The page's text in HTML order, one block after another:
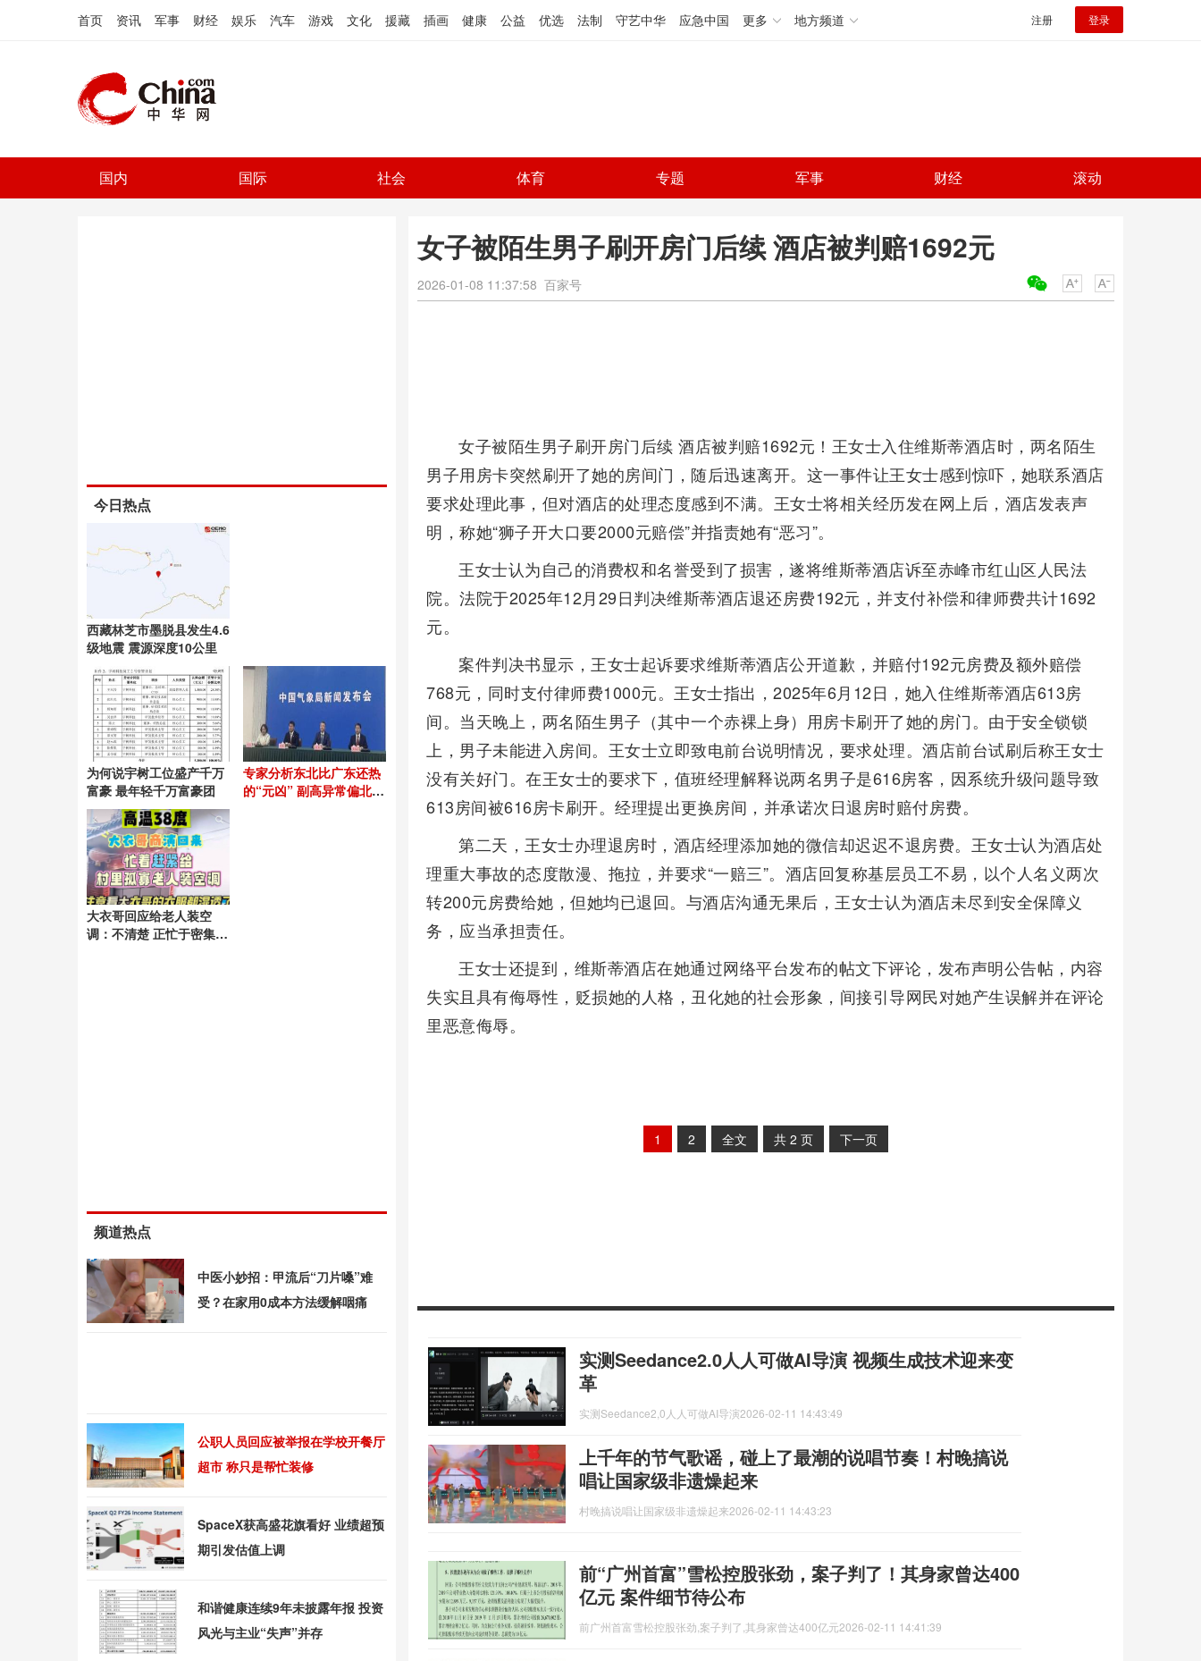
首页 资讯 军事 财经 娱乐 汽车 游戏 文化 援藏 插画 健康 公益 优选 法制 守艺中华 应急中国 更多 地方频道 注册 登录
国内 国际 社会 体育 专题 军事 财经 滚动
女子被陌生男子刷开房门后续 酒店被判赔1692元
2026-01-08 11:37:58 百家号
女子被陌生男子刷开房门后续 酒店被判赔1692元！王女士入住维斯蒂酒店时，两名陌生
男子用房卡突然刷开了她的房间门，随后迅速离开。这一事件让王女士感到惊吓，她联系酒店
要求处理此事，但对酒店的处理态度感到不满。王女士将相关经历发在网上后，酒店发表声
明，称她“狮子开大口要2000元赔偿”并指责她有“恶习”。
王女士认为自己的消费权和名誉受到了损害，遂将维斯蒂酒店诉至赤峰市红山区人民法
院。法院于2025年12月29日判决维斯蒂酒店退还房费192元，并支付补偿和律师费共计1692
元。
案件判决书显示，王女士起诉要求维斯蒂酒店公开道歉，并赔付192元房费及额外赔偿
768元，同时支付律师费1000元。王女士指出，2025年6月12日，她入住维斯蒂酒店613房
间。当天晚上，两名陌生男子（其中一个赤裸上身）用房卡刷开了她的房门。由于安全锁锁
上，男子未能进入房间。王女士立即致电前台说明情况，要求处理。酒店前台试刷后称王女士
没有关好门。在王女士的要求下，值班经理解释说两名男子是616房客，因系统升级问题导致
613房间被616房卡刷开。经理提出更换房间，并承诺次日退房时赔付房费。
第二天，王女士办理退房时，酒店经理添加她的微信却迟迟不退房费。王女士认为酒店处
理重大事故的态度散漫、拖拉，并要求“一赔三”。酒店回复称基层员工不易，以个人名义两次
转200元房费给她，但她均已退回。与酒店沟通无果后，王女士认为酒店未尽到安全保障义
务，应当承担责任。
王女士还提到，维斯蒂酒店在她通过网络平台发布的帖文下评论，发布声明公告帖，内容
失实且具有侮辱性，贬损她的人格，丑化她的社会形象，间接引导网民对她产生误解并在评论
里恶意侮辱。
1 2 全文 共 2 页 下一页
实测Seedance2.0人人可做AI导演 视频生成技术迎来变
革
实测Seedance2,0人人可做AI导演2026-02-11 14:43:49
上千年的节气歌谣，碰上了最潮的说唱节奏！村晚搞说
唱让国家级非遗燥起来
村晚搞说唱让国家级非遗燥起来2026-02-11 14:43:23
前“广州首富”雪松控股张劲，案子判了！其身家曾达400
亿元 案件细节待公布
前广州首富雪松控股张劲,案子判了,其身家曾达400亿元2026-02-11 14:41:39
今日热点
西藏林芝市墨脱县发生4.6
级地震 震源深度10公里
为何说宇树工位盛产千万
富豪 最年轻千万富豪团
专家分析东北比广东还热
的“元凶” 副高异常偏北偏
大衣哥回应给老人装空
调：不清楚 正忙于密集演
频道热点
中医小妙招：甲流后“刀片嗓”难
受？在家用0成本方法缓解咽痛
公职人员回应被举报在学校开餐厅
超市 称只是帮忙装修
SpaceX获高盛花旗看好 业绩超预
期引发估值上调
和谐健康连续9年未披露年报 投资
风光与主业“失声”并存